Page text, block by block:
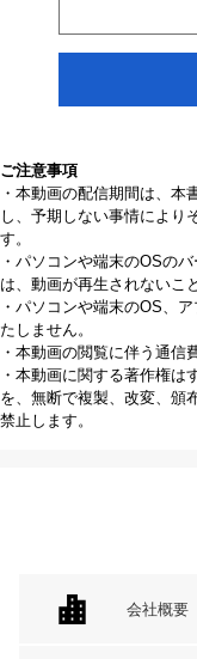
ご注意事項
・本動画の配信期間は、
し、予期しない事情により
す。
・パソコンや端末のOSの
は、動画が再生されないこ
・パソコンや端末のOS、
たしません。
・本動画の閲覧に伴う通信
・本動画に関する著作権
を、無断で複製、改変、頒
禁止します。
会社概要